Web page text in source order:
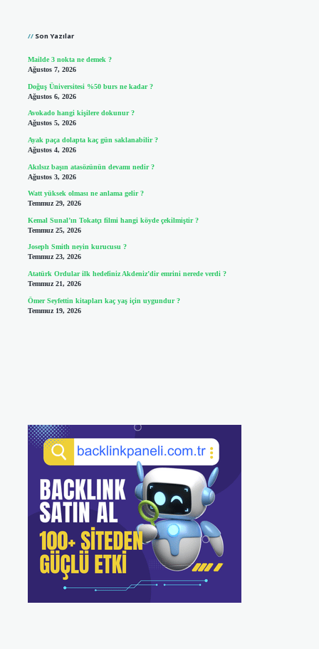
Son Yazılar
Mailde 3 nokta ne demek ?
Ağustos 7, 2026
Doğuş Üniversitesi %50 burs ne kadar ?
Ağustos 6, 2026
Avokado hangi kişilere dokunur ?
Ağustos 5, 2026
Ayak paça dolapta kaç gün saklanabilir ?
Ağustos 4, 2026
Akılsız başın atasözünün devamı nedir ?
Ağustos 3, 2026
Watt yüksek olması ne anlama gelir ?
Temmuz 29, 2026
Kemal Sunal’ın Tokatçı filmi hangi köyde çekilmiştir ?
Temmuz 25, 2026
Joseph Smith neyin kurucusu ?
Temmuz 23, 2026
Atatürk Ordular ilk hedefiniz Akdeniz’dir emrini nerede verdi ?
Temmuz 21, 2026
Ömer Seyfettin kitapları kaç yaş için uygundur ?
Temmuz 19, 2026